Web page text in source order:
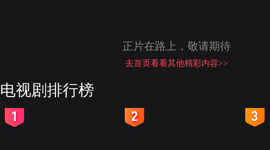
正片在路上，敬请期待
去首页看看其他精彩内容>>
电视剧排行榜